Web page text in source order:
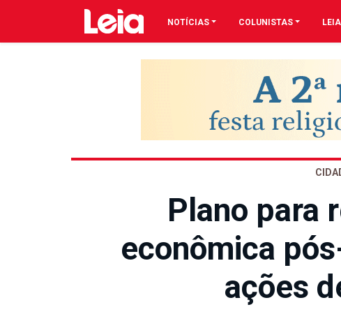
NOTÍCIAS COLUNISTAS
Plano para
econômica
ações